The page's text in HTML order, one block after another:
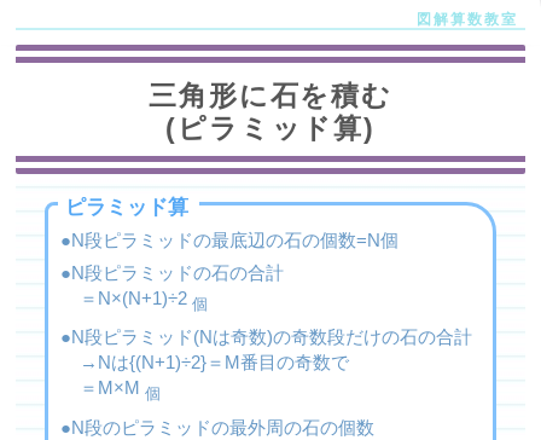
三角形に石を積む
(ピラミッド算)
ピラミッド算
N段ピラミッドの最底辺の石の個数=N個
N段ピラミッドの石の合計
＝N×(N+1)÷2 個
N段ピラミッド(Nは奇数)の奇数段だけの石の合計
→Nは{(N+1)÷2}＝M番目の奇数で
＝M×M 個
N段のピラミッドの最外周の石の個数